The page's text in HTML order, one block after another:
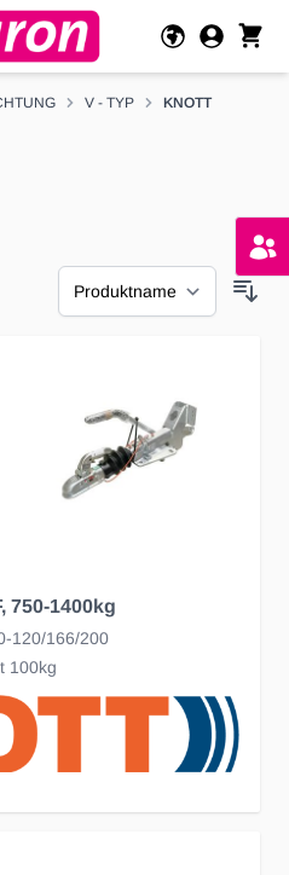
V - TYP KNOTT
750-1400kg
120/166/200
100kg